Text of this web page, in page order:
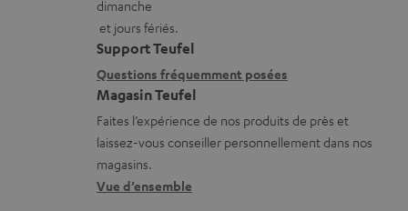
a
b
l
e
s
n
s
r
e
l
a
t
a
t
i
o
n
s
r
a
i
l
s
c
o
n
dimanche
et jours fériés.
Support Teufel
Questions fréquemment posées
Magasin Teufel
Faites l’expérience de nos produits de près et
laissez-vous conseiller personnellement dans nos
magasins.
Vue d’ensemble